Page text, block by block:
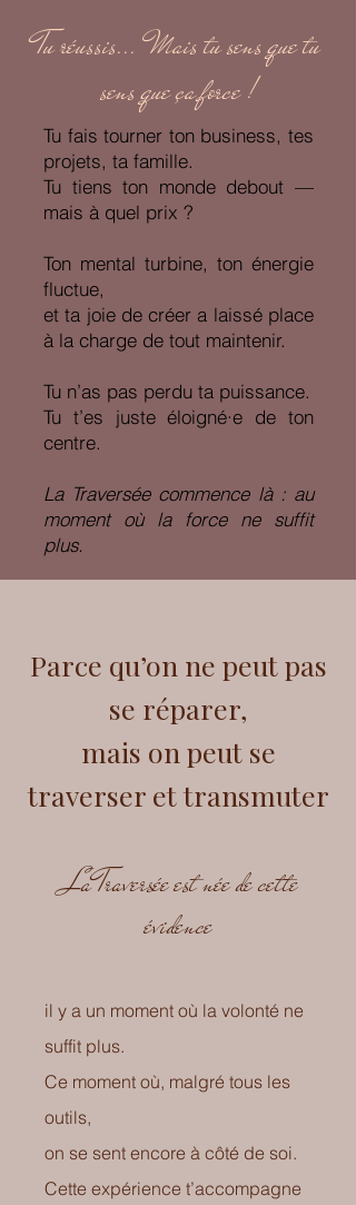
Tu réussis... Mais tu sens que tu
sens que ça force !
Tu fais tourner ton business, tes
projets, ta famille.
Tu tiens ton monde debout —
mais à quel prix ?
Ton mental turbine, ton énergie
fluctue,
et ta joie de créer a laissé place
à la charge de tout maintenir.
Tu n’as pas perdu ta puissance.
Tu t’es juste éloigné·e de ton
centre.
La Traversée commence là : au
moment où la force ne suffit
plus.
Parce qu’on ne peut pas
se réparer,
mais on peut se
traverser et transmuter
La Traversée est née de cette
évidence
il y a un moment où la volonté ne
suffit plus.
Ce moment où, malgré tous les
outils,
on se sent encore à côté de soi.
Cette expérience t’accompagne